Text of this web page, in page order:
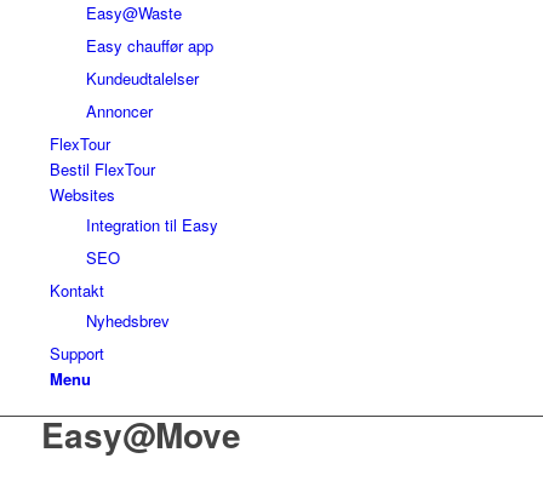
Easy@Waste
Easy chauffør app
Kundeudtalelser
Annoncer
FlexTour
Bestil FlexTour
Websites
Integration til Easy
SEO
Kontakt
Nyhedsbrev
Support
Menu
Easy@Move